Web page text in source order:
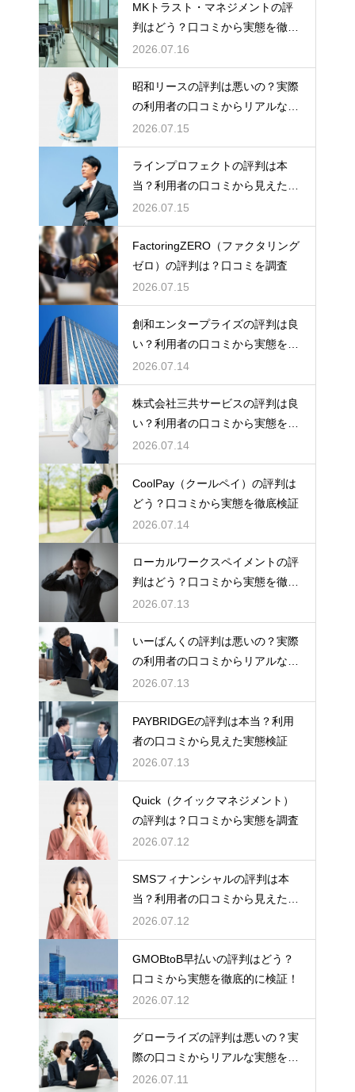
MKトラスト・マネジメントの評
判はどう？口コミから実態を徹底
検証！
2026.07.16
昭和リースの評判は悪いの？実際
の利用者の口コミからリアルな実
態検証
2026.07.15
ラインプロフェクトの評判は本
当？利用者の口コミから見えた実
態検証
2026.07.15
FactoringZERO（ファクタリング
ゼロ）の評判は？口コミを調査
2026.07.15
創和エンタープライズの評判は良
い？利用者の口コミから実態を徹
底解説
2026.07.14
株式会社三共サービスの評判は良
い？利用者の口コミから実態を徹
底解説
2026.07.14
CoolPay（クールペイ）の評判は
どう？口コミから実態を徹底検証
2026.07.14
ローカルワークスペイメントの評
判はどう？口コミから実態を徹底
検証！
2026.07.13
いーばんくの評判は悪いの？実際
の利用者の口コミからリアルな実
態検証
2026.07.13
PAYBRIDGEの評判は本当？利用
者の口コミから見えた実態検証
2026.07.13
Quick（クイックマネジメント）
の評判は？口コミから実態を調査
2026.07.12
SMSフィナンシャルの評判は本
当？利用者の口コミから見えた実
態検証
2026.07.12
GMOBtoB早払いの評判はどう？
口コミから実態を徹底的に検証！
2026.07.12
グローライズの評判は悪いの？実
際の口コミからリアルな実態を検
証！
2026.07.11